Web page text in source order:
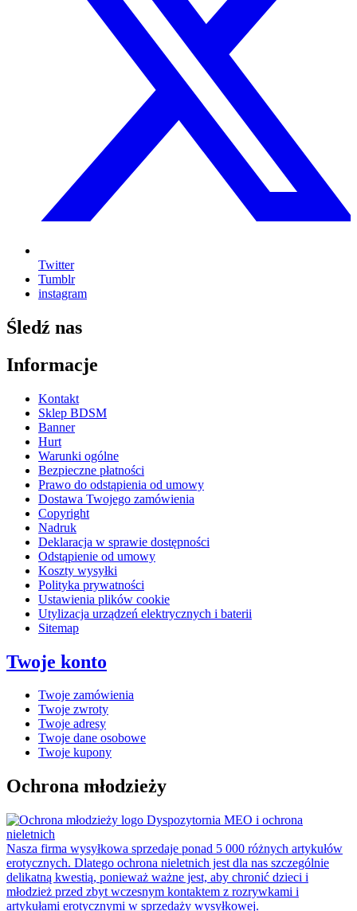
Twitter
Tumblr
instagram
Śledź nas
Informacje
Kontakt
Sklep BDSM
Banner
Hurt
Warunki ogólne
Bezpieczne płatności
Prawo do odstąpienia od umowy
Dostawa Twojego zamówienia
Copyright
Nadruk
Deklaracja w sprawie dostępności
Odstąpienie od umowy
Koszty wysyłki
Polityka prywatności
Ustawienia plików cookie
Utylizacja urządzeń elektrycznych i baterii
Sitemap
Twoje konto
Twoje zamówienia
Twoje zwroty
Twoje adresy
Twoje dane osobowe
Twoje kupony
Ochrona młodzieży
Dyspozytornia MEO i ochrona
nieletnich
Nasza firma wysyłkowa sprzedaje ponad 5 000 różnych artykułów
erotycznych. Dlatego ochrona nieletnich jest dla nas szczególnie
delikatną kwestią, ponieważ ważne jest, aby chronić dzieci i
młodzież przed zbyt wczesnym kontaktem z rozrywkami i
artykułami erotycznymi w sprzedaży wysyłkowej.